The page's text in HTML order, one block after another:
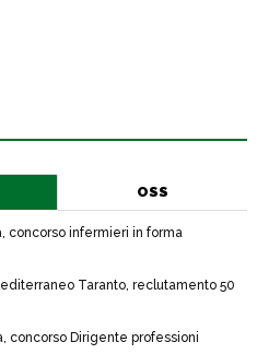
OSS
concorso infermieri in forma
Taranto, reclutamento 50
concorso Dirigente professioni